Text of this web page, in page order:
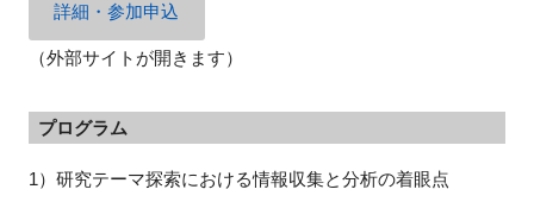
閉じる
詳細・参加申込
（外部サイトが開きます）
プログラム
1）研究テーマ探索における情報収集と分析の着眼点